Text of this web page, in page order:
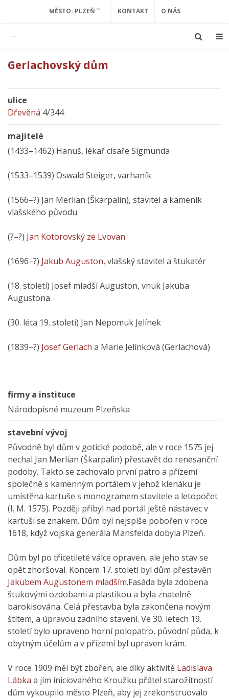
MĚSTO: PLZEŇ KONTAKT O NÁS
Gerlachovský dům
ulice
Dřevěná 4/344
majitelé
(1433–1462) Hanuš, lékař císaře Sigmunda
(1533–1539) Oswald Steiger, varhaník
(1566–?) Jan Merlian (Škarpalin), stavitel a kameník
vlašského původu
(?–?) Jan Kotorovský ze Lvovan
(1696–?) Jakub Auguston, vlašský stavitel a štukatér
(18. století) Josef mladší Auguston, vnuk Jakuba
Augustona
(30. léta 19. století) Jan Nepomuk Jelínek
(1839–?) Josef Gerlach a Marie Jelínková (Gerlachová)
firmy a instituce
Národopisné muzeum Plzeňska
stavební vývoj
Původně byl dům v gotické podobě, ale v roce 1575 jej
nechal Jan Merlian (Škarpalin) přestavět do renesanční
podoby. Takto se zachovalo první patro a přízemí
společně s kamenným portálem v jehož klenáku je
umístěna kartuše s monogramem stavitele a letopočet
(I. M. 1575). Později přibyl nad portál ještě nástavec v
kartuši se znakem. Dům byl nejspíše pobořen v roce
1618, když vojska generála Mansfelda dobyla Plzeň.
Dům byl po třicetileté válce opraven, ale jeho stav se
opět zhoršoval. Koncem 17. století byl dům přestavěn
Jakubem Augustonem mladším.Fasáda byla zdobena
štukovými ozdobami a plastikou a byla znatelně
barokisována. Celá přestavba byla zakončena novým
štítem, a úpravou zadního stavení. Ve 30. letech 19.
století bylo upraveno horní polopatro, původní půda, k
obytným účelům a v přízemí byl upraven krám.
V roce 1909 měl být zbořen, ale díky aktivitě Ladislava
Lábka a jím iniciovaného Kroužku přátel starožitností
dům vykoupilo město Plzeň, aby jej zrekonstruovalo